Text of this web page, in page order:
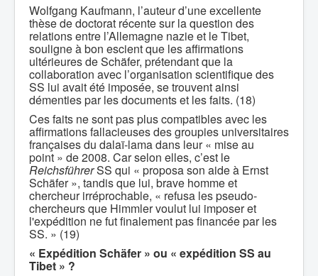
Wolfgang Kaufmann, l’auteur d’une excellente
thèse de doctorat récente sur la question des
relations entre l’Allemagne nazie et le Tibet,
souligne à bon escient que les affirmations
ultérieures de Schäfer, prétendant que la
collaboration avec l’organisation scientifique des
SS lui avait été imposée, se trouvent ainsi
démenties par les documents et les faits. (18)
Ces faits ne sont pas plus compatibles avec les
affirmations fallacieuses des groupies universitaires
françaises du dalaï-lama dans leur « mise au
point » de 2008. Car selon elles, c’est le
ReichsführerSS qui « proposa son aide à Ernst
Schäfer », tandis que lui, brave homme et
chercheur irréprochable, « refusa les pseudo-
chercheurs que Himmler voulut lui imposer et
l'expédition ne fut finalement pas financée par les
SS. » (19)
« Expédition Schäfer » ou « expédition SS au
Tibet » ?